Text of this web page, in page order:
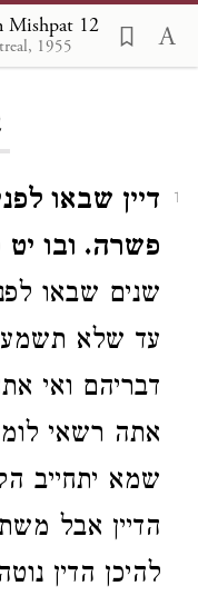
Mishpat 12
1955
1
דיין שבאו
פשרה. ובו יט
שנים שבאו
עד שלא
דבריהם ואי
אתה רשאי
שמא יתחייב
הדיין אבל
להיכן הדין נוטה